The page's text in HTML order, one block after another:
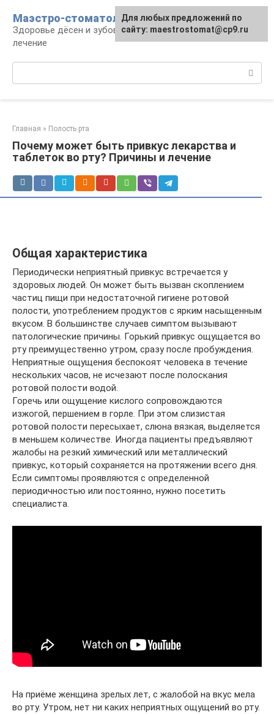
контенту
Маэстро-стоматолог
Здоровье дёсен и зубов, диагностика и
лечение
Главная » Полость рта
Почему может быть привкус лекарства и
таблеток во рту? Причины и лечение
Общая характеристика
Периодически неприятный привкус встречается у
здоровых людей. Он может быть вызван скоплением
частиц пищи при недостаточной гигиене ротовой
полости, употреблением продуктов с ярким насыщенным
вкусом. В большинстве случаев симптом вызывают
патологические причины. Горький привкус ощущается во
рту преимущественно утром, сразу после пробуждения.
Неприятные ощущения беспокоят человека в течение
нескольких часов, не исчезают после полоскания
ротовой полости водой.
Горечь или ощущение кислого сопровождаются
изжогой, першением в горле. При этом слизистая
ротовой полости пересыхает, слюна вязкая, выделяется
в меньшем количестве. Иногда пациенты предъявляют
жалобы на резкий химический или металлический
привкус, который сохраняется на протяжении всего дня.
Если симптомы проявляются с определенной
периодичностью или постоянно, нужно посетить
специалиста.
На приёме женщина зрелых лет, с жалобой на вкус мела
во рту. Утром, нет ни каких неприятных ощущений во рту.
Для любых предложений по
сайту: maestrostomat@cp9.ru